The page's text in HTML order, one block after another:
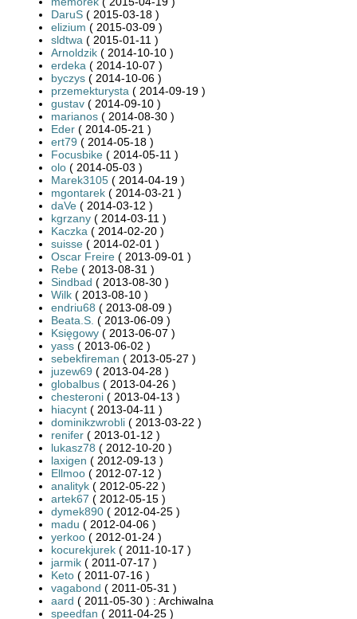
DaruS ( 2015-03-18 )
elizium ( 2015-03-09 )
sldtwa ( 2015-01-11 )
Arnoldzik ( 2014-10-10 )
erdeka ( 2014-10-07 )
byczys ( 2014-10-06 )
przemekturysta ( 2014-09-19 )
gustav ( 2014-09-10 )
marianos ( 2014-08-30 )
Eder ( 2014-05-21 )
ert79 ( 2014-05-18 )
Focusbike ( 2014-05-11 )
olo ( 2014-05-03 )
Marek3105 ( 2014-04-19 )
mgontarek ( 2014-03-21 )
daVe ( 2014-03-12 )
kgrzany ( 2014-03-11 )
Kaczka ( 2014-02-20 )
suisse ( 2014-02-01 )
Oscar Freire ( 2013-09-01 )
Rebe ( 2013-08-31 )
Sindbad ( 2013-08-30 )
Wilk ( 2013-08-10 )
endriu68 ( 2013-08-09 )
Beata.S. ( 2013-06-09 )
Księgowy ( 2013-06-07 )
yass ( 2013-06-02 )
sebekfireman ( 2013-05-27 )
juzew69 ( 2013-04-28 )
globalbus ( 2013-04-26 )
chesteroni ( 2013-04-13 )
hiacynt ( 2013-04-11 )
dominikzwrobli ( 2013-03-22 )
renifer ( 2013-01-12 )
lukasz78 ( 2012-10-20 )
laxigen ( 2012-09-13 )
Ellmoo ( 2012-07-12 )
analityk ( 2012-05-22 )
artek67 ( 2012-05-15 )
dymek890 ( 2012-04-25 )
madu ( 2012-04-06 )
yerkoo ( 2012-01-24 )
kocurekjurek ( 2011-10-17 )
jarmik ( 2011-07-17 )
Keto ( 2011-07-16 )
vagabond ( 2011-05-31 )
aard ( 2011-05-30 ) : Archiwalna
speedfan ( 2011-04-25 )